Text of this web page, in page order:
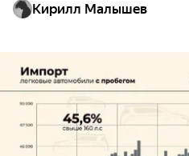
Кирилл Малышев